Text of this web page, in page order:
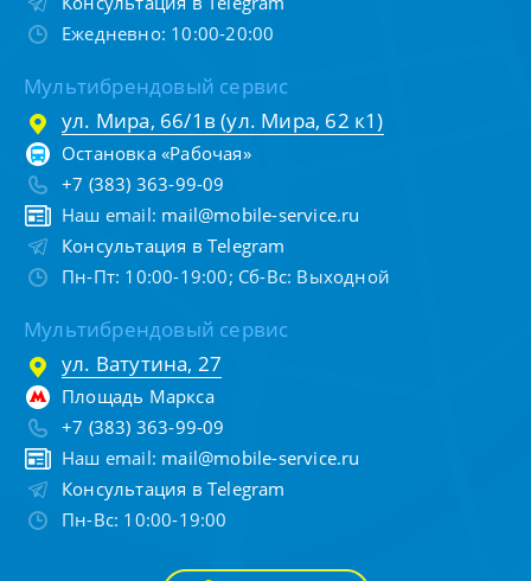
Ежедневно: 10:00-20:00
Мультибрендовый сервис
ул. Мира, 66/1в (ул. Мира, 62 к1)
Остановка «Рабочая»
+7 (383) 363-99-09
Наш email: mail@mobile-service.ru
Консультация в Telegram
Пн-Пт: 10:00-19:00; Сб-Вс: Выходной
Мультибрендовый сервис
ул. Ватутина, 27
Площадь Маркса
+7 (383) 363-99-09
Наш email: mail@mobile-service.ru
Консультация в Telegram
Пн-Вс: 10:00-19:00